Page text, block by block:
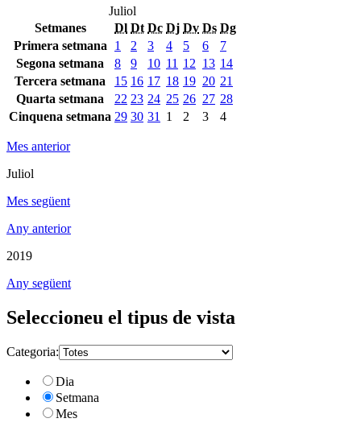
Juliol
Setmanes
Dl Dt Dc Dj Dv Ds Dg
Primera setmana
1 2 3 4 5 6
7
Segona setmana
8 9 10 11 12 13 14
Tercera setmana
15 16 17 18 19 20 21
Quarta setmana
22 23 24 25 26 27 28
Cinquena setmana 29 30 31 1 2 3 4
Mes anterior
Juliol
Mes següent
Any anterior
2019
Any següent
Seleccioneu el tipus de vista
Categoria:
Dia
Setmana
Mes